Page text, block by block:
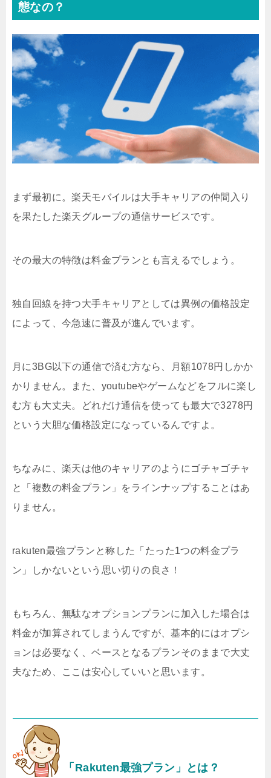
態なの？
まず最初に。楽天モバイルは大手キャリアの仲間入り
を果たした楽天グループの通信サービスです。
その最大の特徴は料金プランとも言えるでしょう。
独自回線を持つ大手キャリアとしては異例の価格設定
によって、今急速に普及が進んでいます。
月に3BG以下の通信で済む方なら、月額1078円しかか
かりません。また、youtubeやゲームなどをフルに楽し
む方も大丈夫。どれだけ通信を使っても最大で3278円
という大胆な価格設定になっているんですよ。
ちなみに、楽天は他のキャリアのようにゴチャゴチャ
と「複数の料金プラン」をラインナップすることはあ
りません。
rakuten最強プランと称した「たった1つの料金プラ
ン」しかないという思い切りの良さ！
もちろん、無駄なオプションプランに加入した場合は
料金が加算されてしまうんですが、基本的にはオプシ
ョンは必要なく、ベースとなるプランそのままで大丈
夫なため、ここは安心していいと思います。
「Rakuten最強プラン」とは？